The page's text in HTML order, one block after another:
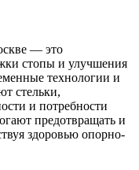
— это
стопы и улучшения
технологии и
стельки,
и потребности
предотвращать и
здоровью опорно-